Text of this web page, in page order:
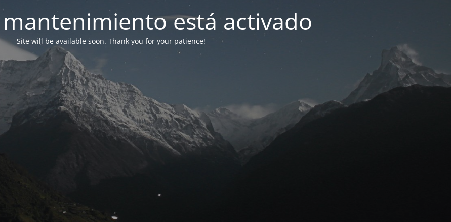
está activado
Site will be available soon. Thank you for your patience!